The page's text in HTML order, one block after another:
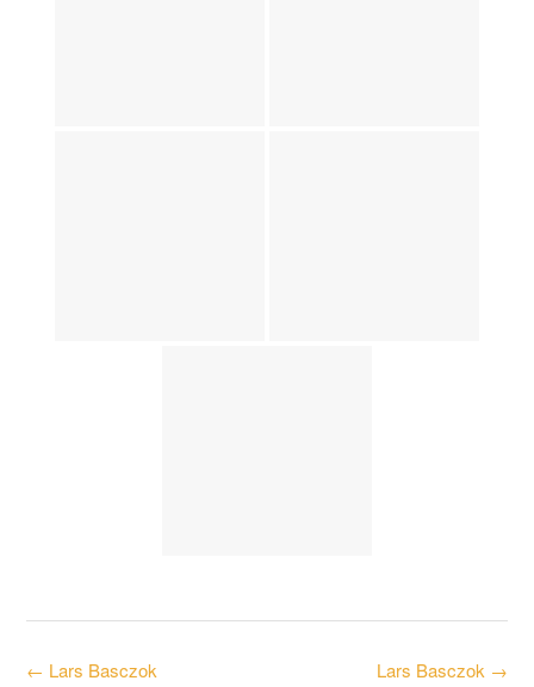
Post Lars Basczok →
← Lars Basczok